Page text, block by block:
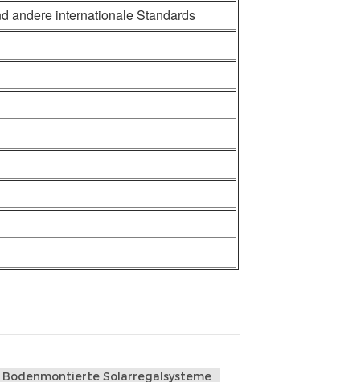
andere internationale Standards
Bodenmontierte Solarregalsysteme